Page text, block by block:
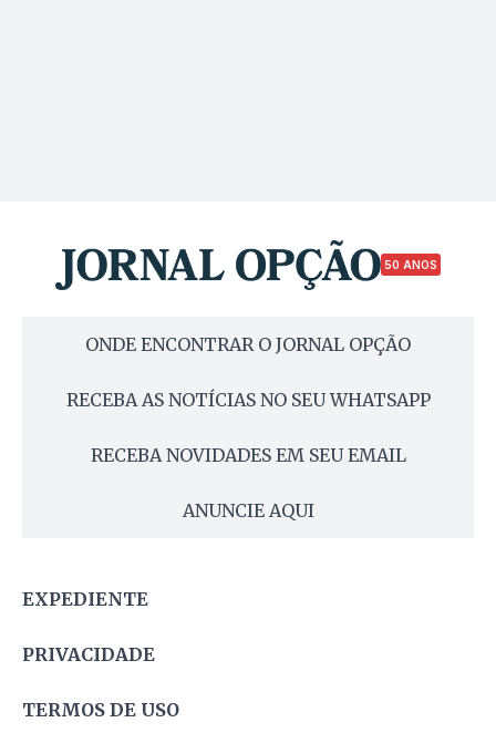
50 ANOS
ONDE ENCONTRAR O JORNAL OPÇÃO
RECEBA AS NOTÍCIAS NO SEU WHATSAPP
RECEBA NOVIDADES EM SEU EMAIL
ANUNCIE AQUI
EXPEDIENTE
PRIVACIDADE
TERMOS DE USO